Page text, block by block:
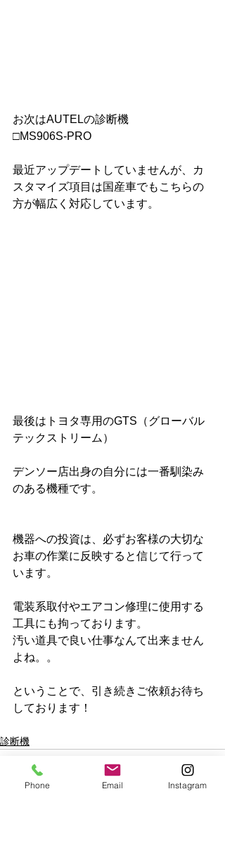
お次はAUTELの診断機
□MS906S-PRO
最近アップデートしていませんが、カ
スタマイズ項目は国産車でもこちらの
方が幅広く対応しています。
最後はトヨタ専用のGTS（グローバル
テックストリーム）
デンソー店出身の自分には一番馴染み
のある機種です。
機器への投資は、必ずお客様の大切な
お車の作業に反映すると信じて行って
います。
電装系取付やエアコン修理に使用する
工具にも拘っております。
汚い道具で良い仕事なんて出来ません
よね。。
ということで、引き続きご依頼お待ち
しております！
診断機
Phone Email Instagram